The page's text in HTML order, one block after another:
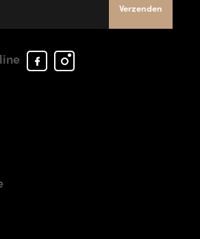
Verzenden
Facebook
Arcade
Instagram
Arcade